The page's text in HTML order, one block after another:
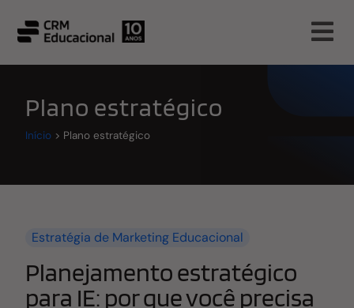
Plano estratégico
Início > Plano estratégico
Estratégia de Marketing Educacional
Planejamento estratégico
para IE: por que você precisa